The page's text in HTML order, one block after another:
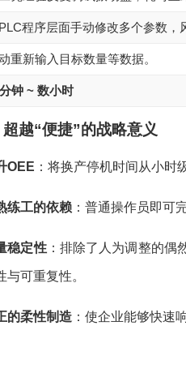
程序层面手动修改多个参数，
重新输入目标数量等数据。
钟 ~ 数小时
越“便捷”的战略意义
OEE ：将换产停机时间从小时
练工的依赖：普通操作员即可
稳定性：排除了人为调整的偶
与可重复性。
的柔性制造：使企业能够快速